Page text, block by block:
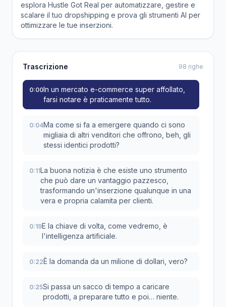
esplora Hustle Got Real per automatizzare, gestire e
scalare il tuo dropshipping e prova gli strumenti AI per
ottimizzare le tue inserzioni.
Trascrizione 98 righe
0:00In un mercato e-commerce super affollato,
farsi notare è praticamente tutto.
0:04Ma come si fa a emergere quando ci sono
migliaia di altri venditori che offrono, beh, gli
stessi identici prodotti?
0:11La buona notizia è che esiste uno strumento
che può dare un vantaggio pazzesco,
trasformando un'inserzione qualunque in una
vera e propria calamita per clienti.
0:19E la chiave di volta, come vedremo, è
l'intelligenza artificiale.
0:22È la domanda da un milione di dollari, vero?
0:25Si passa un sacco di tempo a caricare
prodotti, a preparare tutto e poi… niente.